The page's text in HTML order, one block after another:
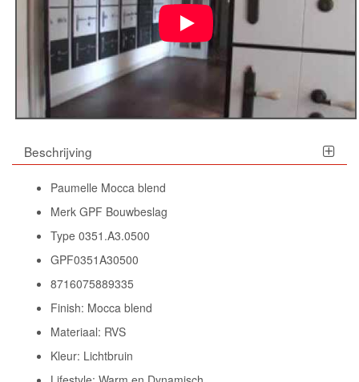
Beschrijving
Paumelle Mocca blend
Merk GPF Bouwbeslag
Type 0351.A3.0500
GPF0351A30500
8716075889335
Finish: Mocca blend
Materiaal: RVS
Kleur: Lichtbruin